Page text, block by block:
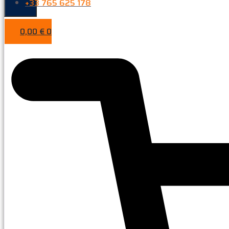
+33 765 625 178
0,00€0